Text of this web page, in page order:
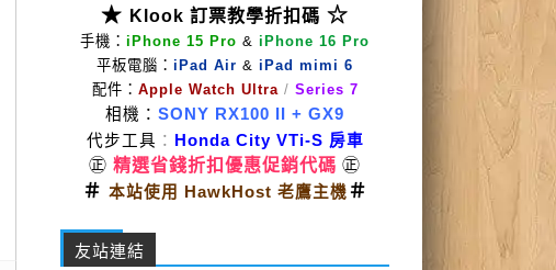
★ Klook 訂票教學折扣碼 ☆
手機： iPhone 15 Pro & iPhone 16 Pro
平板電腦： iPad Air & iPad mimi 6
配件： Apple Watch Ultra / Series 7
相機： SONY RX100 II
+ GX9
代步工具 ： Honda City VTi-S 房車
㊣ 精選省錢折扣優惠促銷代碼 ㊣
＃ 本站使用 HawkHost 老鷹主機＃
友站連結